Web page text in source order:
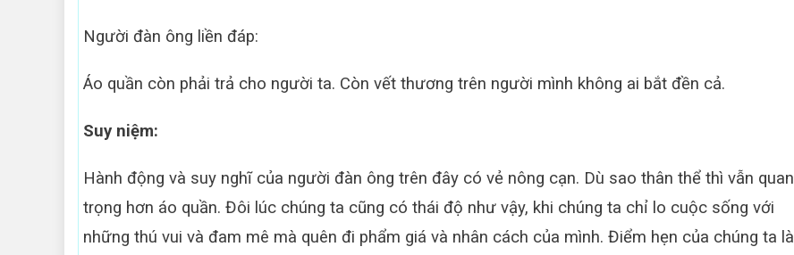
Người đàn ông liền đáp:
Áo quần còn phải trả cho người ta. Còn vết thương trên người mình không ai bắt đền cả.
Suy niệm:
Hành động và suy nghĩ của người đàn ông trên đây có vẻ nông cạn. Dù sao thân thể thì vẫn quan
trọng hơn áo quần. Đôi lúc chúng ta cũng có thái độ như vậy, khi chúng ta chỉ lo cuộc sống với
những thú vui và đam mê mà quên đi phẩm giá và nhân cách của mình. Điểm hẹn của chúng ta là